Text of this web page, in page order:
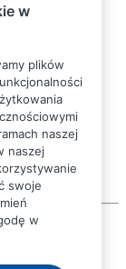
w
plików
naszej
naszej
swoje
w